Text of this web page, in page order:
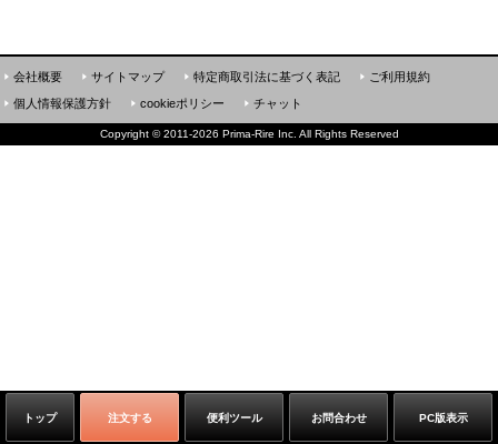
トップ 注文する 便利ツール お問合わせ PC版表示
会社概要 サイトマップ 特定商取引法に基づく表記
ご利用規約
個人情報保護方針
cookieポリシー チャット
Copyright ©2011-2026 Prima-Rire Inc. All Rights Reserved